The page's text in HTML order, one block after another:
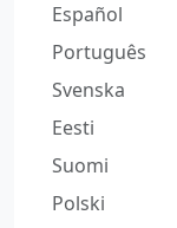
Español
Português
Svenska
Eesti
Suomi
Polski